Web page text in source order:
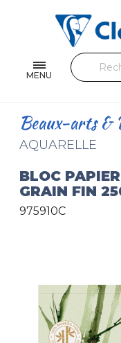
MENU
Feuilles & Copies
Beaux-arts & Dessin
Loisirs créatifs
Cuir & trousses
Beaux-arts &
AQUARELLE
BLOC
GRAIN FIN
975910C